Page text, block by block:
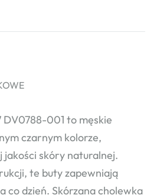
DV0788-001 to męskie
czarnym kolorze,
jakości skóry naturalnej.
te buty zapewniają
co dzień. Skórzana cholewka